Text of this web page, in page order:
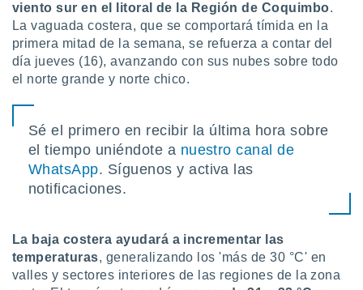
Puedes
acceder a
web a
abono
como
sitio
viento sur en el litoral de la Región de Coquimbo.
La vaguada costera, que se comportará tímida en la
primera mitad de la semana, se refuerza a contar del
día jueves (16), avanzando con sus nubes sobre todo
el norte grande y norte chico.
Sé el primero en recibir la última hora sobre
el tiempo uniéndote a nuestro canal de
WhatsApp. Síguenos y activa las
notificaciones.
La baja costera ayudará a incrementar las
temperaturas, generalizando los 'más de 30 °C' en
valles y sectores interiores de las regiones de la zona